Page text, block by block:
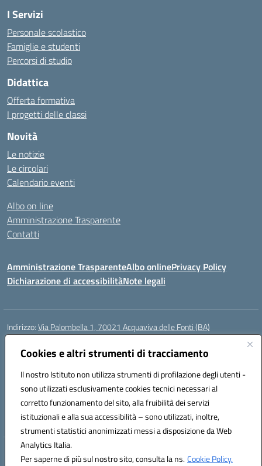
Cookies e altri strumenti di tracciamento
Il nostro Istituto non utilizza strumenti di profilazione degli utenti -
sono utilizzati esclusivamente cookies tecnici necessari al
corretto funzionamento del sito, alla fruibilità dei servizi
istituzionali e alla sua accessibilità – sono utilizzati, inoltre,
strumenti statistici anonimizzati messi a disposizione da Web
Analytics Italia.
Per saperne di più sul nostro sito, consulta la ns.Cookie Policy.
I Servizi
Personale scolastico
Famiglie e studenti
Percorsi di studio
Didattica
Offerta formativa
I progetti delle classi
Novità
Le notizie
Le circolari
Calendario eventi
Albo on line
Amministrazione Trasparente
Contatti
Amministrazione TrasparenteAlbo onlinePrivacy Policy
Dichiarazione di accessibilitàNote legali
Indirizzo:Via Palombella 1, 70021 Acquaviva delle Fonti (BA)
Centralino:
Posta elettronica certificata (PEC):baic89400e@pec.istruzione.it
Codice fiscale: 91121590722
Codice meccanografico:baic89400e
Codice Indice delle Pubbliche Amministrazioni (IPA): icddagio
Codice unico di fatturazione (CUF): UFGHCG
Hosting & Powered by 3D Solution S.r.l.